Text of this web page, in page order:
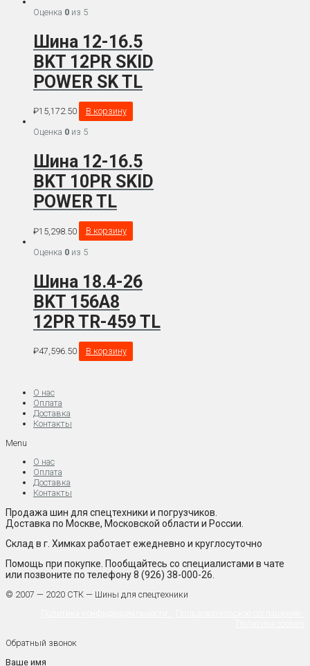
Оценка 0 из 5
Шина 12-16.5
BKT 12PR SKID
POWER SK TL
₽15,172.50
В корзину
Оценка 0 из 5
Шина 12-16.5
BKT 10PR SKID
POWER TL
₽15,298.50
В корзину
Оценка 0 из 5
Шина 18.4-26
BKT 156A8
12PR TR-459 TL
₽47,596.50 В корзину
О нас
Оплата
Доставка
Контакты
Menu
О нас
Оплата
Доставка
Контакты
Продажа шин для спецтехники и погрузчиков.
Доставка по Москве, Московской области и России.
Склад в г. Химках работает ежедневно и круглосуточно
Помощь при покупке. Пообщайтесь со специалистами в чате
или позвоните по телефону 8 (926) 38-000-26.
© 2007 — 2020 СТК — Шины для спецтехники
Обратный звонок
Ваше имя